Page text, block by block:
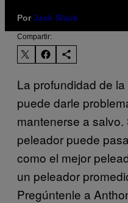
PorJack Slack
Compartir:
La profundidad de
puede darle
mantenerse a
peleador puede
como el mejor
un peleador
Pregúntenle a